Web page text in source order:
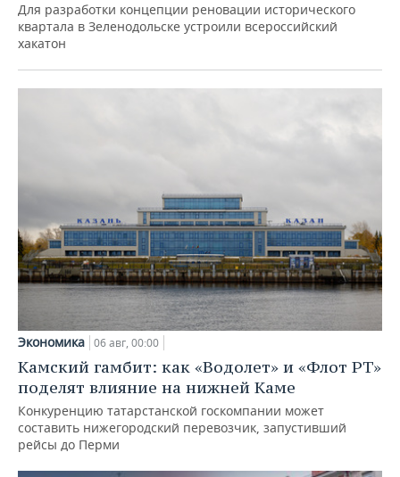
Для разработки концепции реновации исторического
квартала в Зеленодольске устроили всероссийский
хакатон
Экономика 06 авг, 00:00
Камский гамбит: как «Водолет» и «Флот РТ»
поделят влияние на нижней Каме
Конкуренцию татарстанской госкомпании может
составить нижегородский перевозчик, запустивший
рейсы до Перми